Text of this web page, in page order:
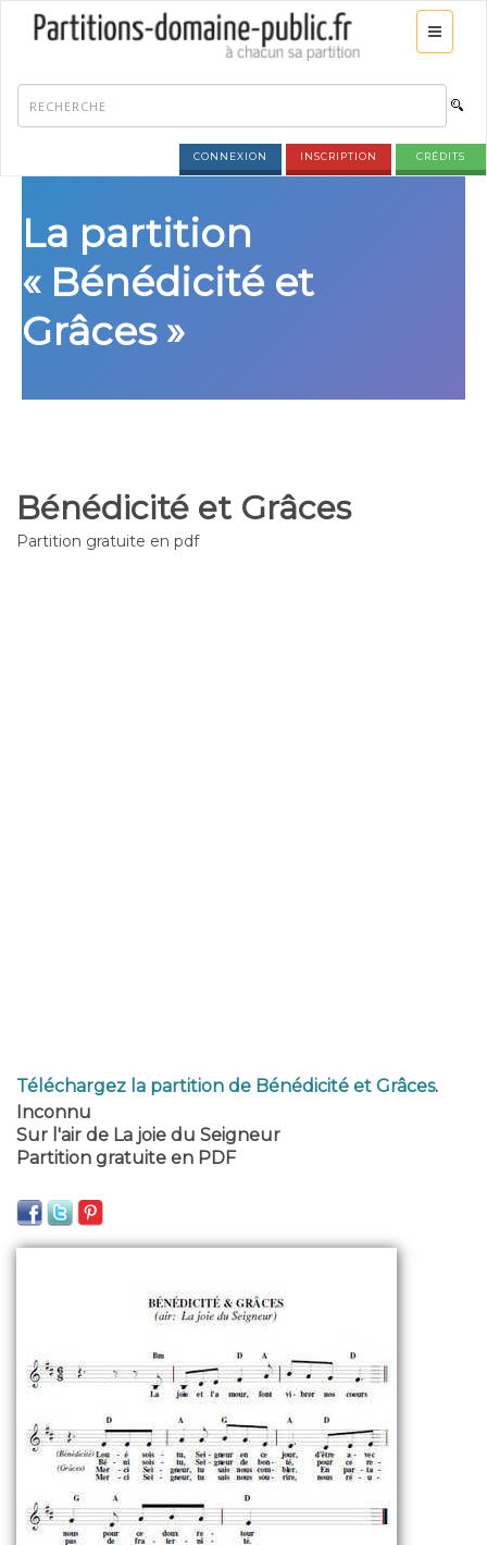
CONNEXION INSCRIPTION CRÉDITS
La partition
« Bénédicité et
Grâces »
Bénédicité et Grâces
Partition gratuite en pdf
Téléchargez la partition de Bénédicité et Grâces.
Inconnu
Sur l'air de La joie du Seigneur
Partition gratuite en PDF